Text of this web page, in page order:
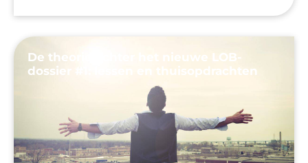
De theorie achter het nieuwe LOB-
dossier #1: lessen en thuisopdrachten